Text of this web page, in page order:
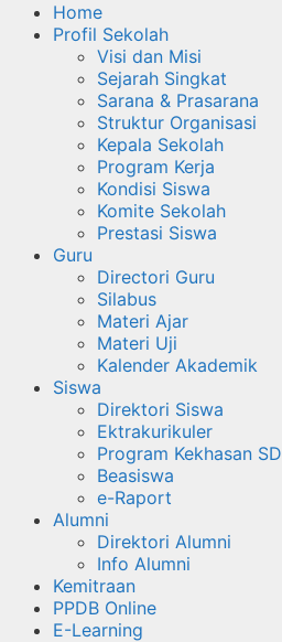
Home
Profil Sekolah
Visi dan Misi
Sejarah Singkat
Sarana & Prasarana
Struktur Organisasi
Kepala Sekolah
Program Kerja
Kondisi Siswa
Komite Sekolah
Prestasi Siswa
Guru
Directori Guru
Silabus
Materi Ajar
Materi Uji
Kalender Akademik
Siswa
Direktori Siswa
Ektrakurikuler
Program Kekhasan
Beasiswa
e-Raport
Alumni
Direktori Alumni
Info Alumni
Kemitraan
PPDB Online
E-Learning